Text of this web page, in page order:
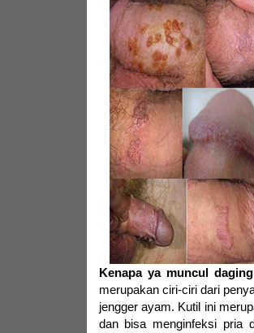
Kenapa ya muncul
merupakan ciri-ciri dari
jengger ayam. Kutil ini
dan bisa menginfeksi pria